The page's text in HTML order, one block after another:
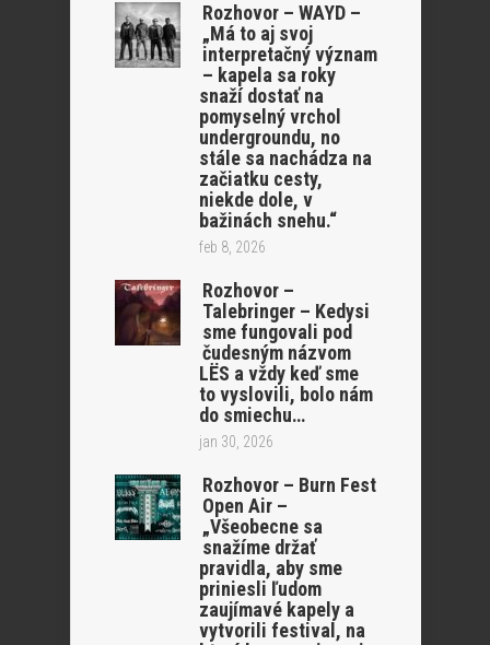
Rozhovor – WAYD –
„Má to aj svoj
interpretačný význam
– kapela sa roky
snaží dostať na
pomyselný vrchol
undergroundu, no
stále sa nachádza na
začiatku cesty,
niekde dole, v
bažinách snehu.“
feb 8, 2026
Rozhovor –
Talebringer – Kedysi
sme fungovali pod
čudesným názvom
LËS a vždy keď sme
to vyslovili, bolo nám
do smiechu…
jan 30, 2026
Rozhovor – Burn Fest
Open Air –
„Všeobecne sa
snažíme držať
pravidla, aby sme
priniesli ľudom
zaujímavé kapely a
vytvorili festival, na